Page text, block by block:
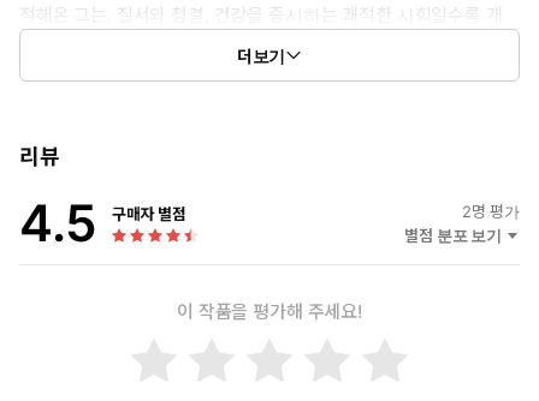
현대 도시 시스템은 과거의 불편함으로부터 우리를 해방시켰지
만, 동시에 개인을 억압하는 또 다른 힘으로 작동해왔다. 이제 현
대인들은 무결점의 능숙하고 효율적인 인간이 되기 위해 끊임없
치들이 어떻게 개인을 ‘정상성’이라는 좁은 규격 안에 가두고, 그
낸다. 이제 우리는, 과거라면 대수롭지 않게 넘겼을 일들에 일일
이 신경을 곤두세우며, 필요 이상의 수치심과 죄책감, 열등감을 느
못하는 게 기묘하게 느껴진다”고 고백하며, 완벽한 시스템에 숨은
고충과 해악, 그 결과 우리가 맞닥뜨린 부자유를 지금이라도 진지
적해온 그는, 질서와 청결, 건강을 중시하는 쾌적한 사회일수록 개
인이 더 쉽게 ‘문제적인 존재’로 분류되는 현실에 주목해왔다. 《쾌
적한 사회의 불쾌함》은 이러한 문제의식이 집약된 작업으로, 출간
어른이 될 줄 알았다》가 있으며, 그 밖에 《인간은 어디까지 가축
인가(人間はどこまで家畜か)》, 《인정받고 싶다는 강박(認めら
れたい)》, 《젊음 지향 우울증 사회(‘若作りうつ’ 社会)》 등 다
성균관대학교 신문방송학과를 졸업한 뒤 일본 도서 번역 및 기획을
더보기
리뷰
4.5 구매자 별점 2명 평가
별점 분포 보기
이 작품을 평가해 주세요!